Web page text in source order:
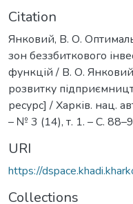
Citation
Янковий, В. О.
зон беззбиткового
функцій / В. О.
розвитку
ресурс] / Харків. нац.
– № 3 (14), т. 1. – С.
URI
https://
Collections